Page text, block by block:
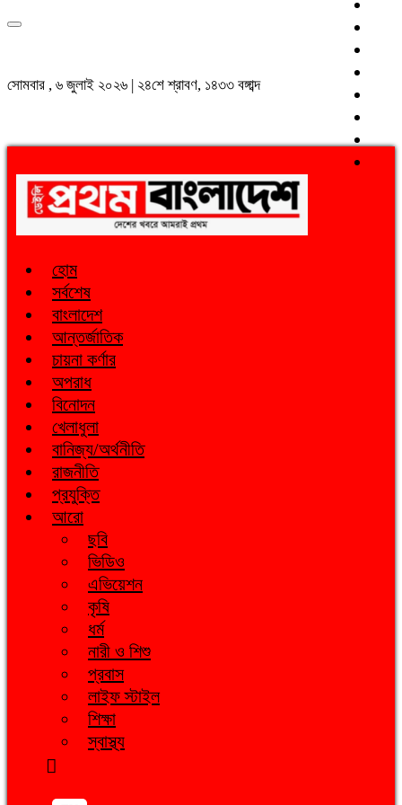
সোমবার , ৬ জুলাই ২০২৬ | ২৪শে শ্রাবণ, ১৪৩৩ বঙ্গাব্দ
হোম
সর্বশেষ
বাংলাদেশ
আন্তর্জাতিক
চায়না কর্ণার
অপরাধ
বিনোদন
খেলাধুলা
বানিজ্য/অর্থনীতি
রাজনীতি
প্রযুক্তি
আরো
ছবি
ভিডিও
এভিয়েশন
কৃষি
ধর্ম
নারী ও শিশু
প্রবাস
লাইফ স্টাইল
শিক্ষা
স্বাস্থ্য